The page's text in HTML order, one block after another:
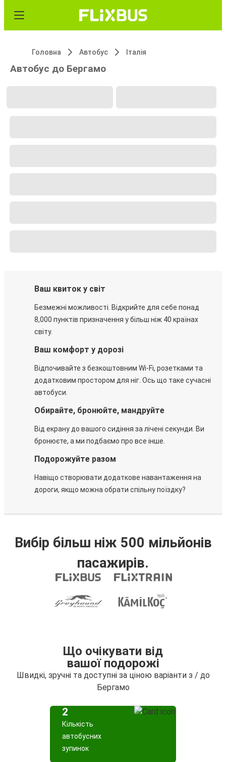
Головна Автобус Італія
Автобус до Бергамо
Ваш квиток у світ
Безмежні можливості. Відкрийте для себе понад
8,000 пунктів призначення у більш ніж 40 країнах
світу.
Ваш комфорт у дорозі
Відпочивайте з безкоштовним Wi-Fi, розетками та
додатковим простором для ніг. Ось що таке сучасні
автобуси.
Обирайте, бронюйте, мандруйте
Від екрану до вашого сидіння за лічені секунди. Ви
бронюєте, а ми подбаємо про все інше.
Подорожуйте разом
Навіщо створювати додаткове навантаження на
дороги, якщо можна обрати спільну поїздку?
Вибір більш ніж 500 мільйонів
пасажирів.
Що очікувати від
вашої подорожі
Швидкі, зручні та доступні за ціною варіанти з / до
Бергамо
2
Кількість
автобусних
зупинок